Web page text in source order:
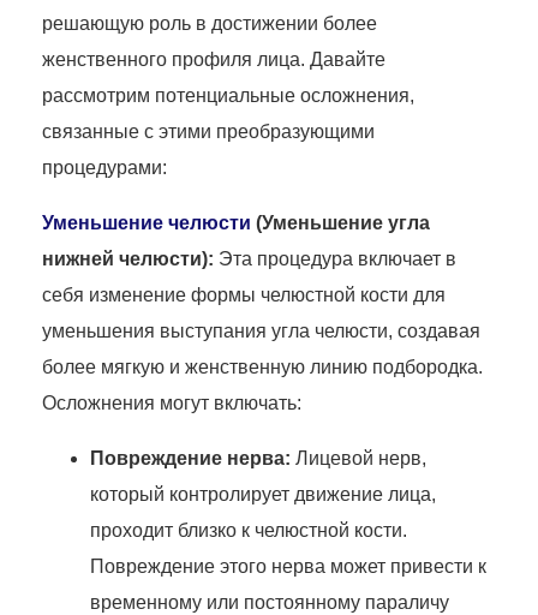
решающую роль в достижении более
женственного профиля лица. Давайте
рассмотрим потенциальные осложнения,
связанные с этими преобразующими
процедурами:
Уменьшение челюсти (Уменьшение угла
нижней челюсти): Эта процедура включает в
себя изменение формы челюстной кости для
уменьшения выступания угла челюсти, создавая
более мягкую и женственную линию подбородка.
Осложнения могут включать:
Повреждение нерва: Лицевой нерв,
который контролирует движение лица,
проходит близко к челюстной кости.
Повреждение этого нерва может привести к
временному или постоянному параличу